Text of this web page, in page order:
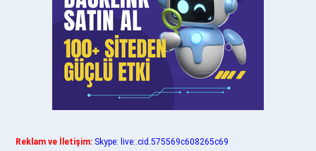
Reklam ve İletişim: Skype: live:.cid.575569c608265c69